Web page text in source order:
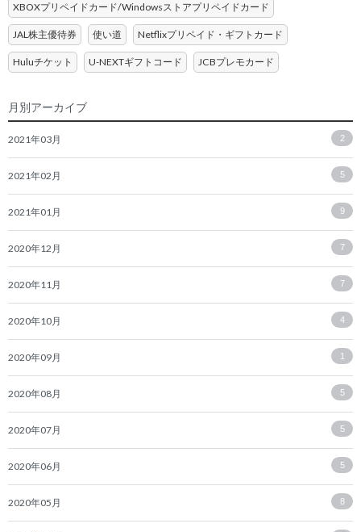
XBOXプリペイドカード/Windowsストアプリペイドカード
JAL株主優待券 使い道 Netflixプリペイド・ギフトカード
Huluチケット U-NEXTギフトコード JCBプレモカード
月別アーカイブ
2021年03月 2
2021年02月 5
2021年01月 9
2020年12月 7
2020年11月 7
2020年10月 4
2020年09月 1
2020年08月 5
2020年07月 5
2020年06月 5
2020年05月 8